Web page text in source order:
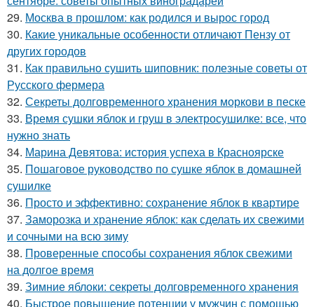
29. Москва в прошлом: как родился и вырос город
30. Какие уникальные особенности отличают Пензу от
других городов
31. Как правильно сушить шиповник: полезные советы от
Русского фермера
32. Секреты долговременного хранения моркови в песке
33. Время сушки яблок и груш в электросушилке: все, что
нужно знать
34. Марина Девятова: история успеха в Красноярске
35. Пошаговое руководство по сушке яблок в домашней
сушилке
36. Просто и эффективно: сохранение яблок в квартире
37. Заморозка и хранение яблок: как сделать их свежими
и сочными на всю зиму
38. Проверенные способы сохранения яблок свежими
на долгое время
39. Зимние яблоки: секреты долговременного хранения
40. Быстрое повышение потенции у мужчин с помощью